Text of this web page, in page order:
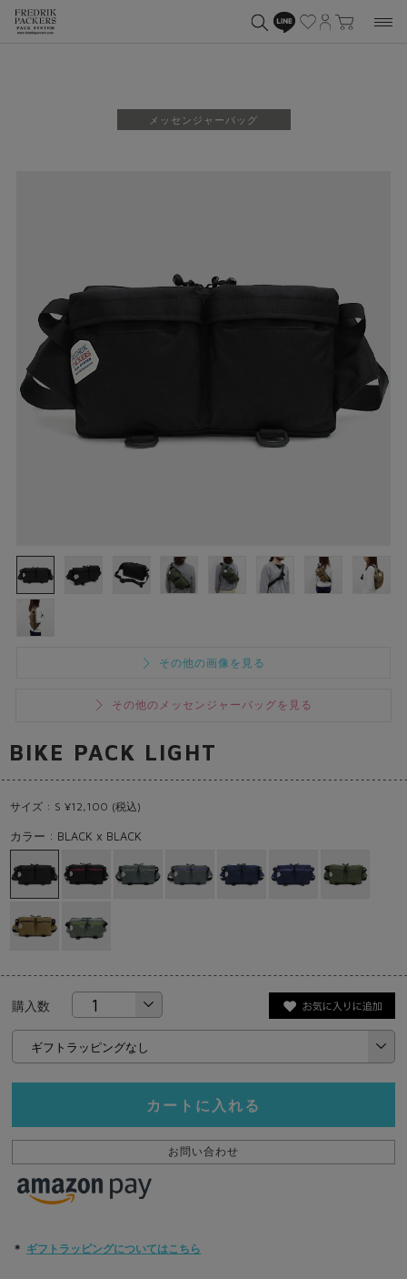
メッセンジャーバッグ
その他の画像を見る
その他のメッセンジャーバッグを見る
BIKE PACK LIGHT
サイズ : S ¥12,100 (税込)
カラー : BLACK x BLACK
購入数
カートに入れる
お問い合わせ
＊ ギフトラッピングについてはこちら